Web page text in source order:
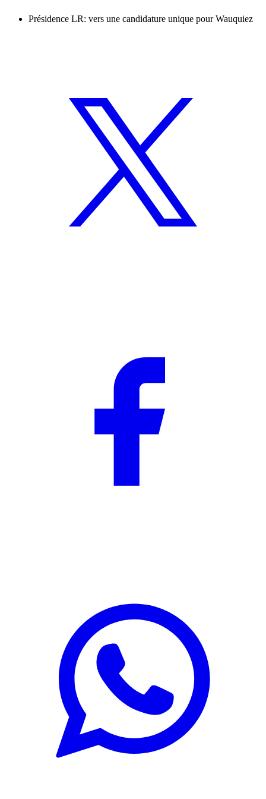
Présidence LR: vers une candidature unique pour Wauquiez